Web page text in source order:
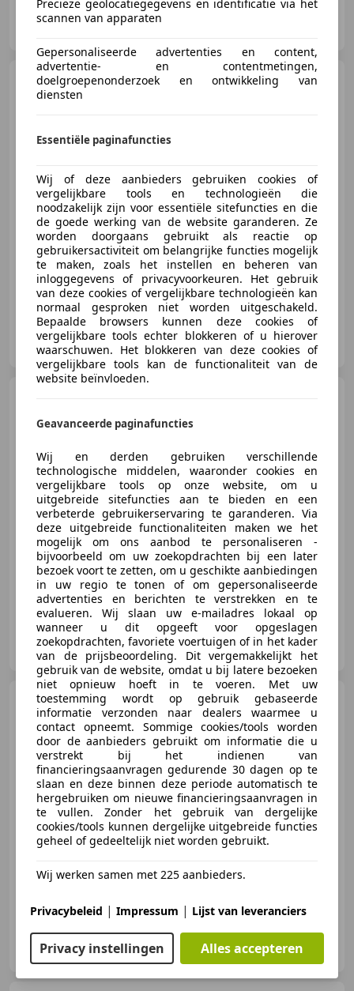
Igam Automobielen
Hyundai i30 1.4 i-Drive,
€ 11.900
03/2018 81.500 km Benzine
73 kW (99 PK)
Igam Automobielen
NL-6512 DB NIJMEGEN
panodak, lichtmet.
€ 15.250
03/2018 73.564 km Benzine
85 kW (116 PK)
Igam Automobielen
NL-6512 DB NIJMEGEN
Volkswagen T-Cross1.0
TSI Life, trekhaak airco CC, Pdc,
stoelverw. ,
€ 14.950
09/2020 104.277 km Benzine
70 kW (95 PK)
Igam Automobielen
NL-6512 DB NIJMEGEN
Precieze geolocatiegegevens en identificatie via het
scannen van apparaten
Gepersonaliseerde advertenties en content,
advertentie- en contentmetingen,
doelgroepenonderzoek en ontwikkeling van
diensten
Essentiële paginafuncties
Wij of deze aanbieders gebruiken cookies of
vergelijkbare tools en technologieën die
noodzakelijk zijn voor essentiële sitefuncties en die
de goede werking van de website garanderen. Ze
worden doorgaans gebruikt als reactie op
gebruikersactiviteit om belangrijke functies mogelijk
te maken, zoals het instellen en beheren van
inloggegevens of privacyvoorkeuren. Het gebruik
van deze cookies of vergelijkbare technologieën kan
normaal gesproken niet worden uitgeschakeld.
Bepaalde browsers kunnen deze cookies of
vergelijkbare tools echter blokkeren of u hierover
waarschuwen. Het blokkeren van deze cookies of
vergelijkbare tools kan de functionaliteit van de
website beïnvloeden.
Geavanceerde paginafuncties
Wij en derden gebruiken verschillende
technologische middelen, waaronder cookies en
vergelijkbare tools op onze website, om u
uitgebreide sitefuncties aan te bieden en een
verbeterde gebruikerservaring te garanderen. Via
deze uitgebreide functionaliteiten maken we het
mogelijk om ons aanbod te personaliseren -
bijvoorbeeld om uw zoekopdrachten bij een later
bezoek voort te zetten, om u geschikte aanbiedingen
in uw regio te tonen of om gepersonaliseerde
advertenties en berichten te verstrekken en te
evalueren. Wij slaan uw e-mailadres lokaal op
wanneer u dit opgeeft voor opgeslagen
zoekopdrachten, favoriete voertuigen of in het kader
van de prijsbeoordeling. Dit vergemakkelijkt het
gebruik van de website, omdat u bij latere bezoeken
niet opnieuw hoeft in te voeren. Met uw
toestemming wordt op gebruik gebaseerde
informatie verzonden naar dealers waarmee u
contact opneemt. Sommige cookies/tools worden
door de aanbieders gebruikt om informatie die u
verstrekt bij het indienen van
financieringsaanvragen gedurende 30 dagen op te
slaan en deze binnen deze periode automatisch te
hergebruiken om nieuwe financieringsaanvragen in
te vullen. Zonder het gebruik van dergelijke
cookies/tools kunnen dergelijke uitgebreide functies
geheel of gedeeltelijk niet worden gebruikt.
Wij werken samen met 225 aanbieders.
Privacybeleid | Impressum | Lijst van leveranciers
Privacy instellingen Alles accepteren